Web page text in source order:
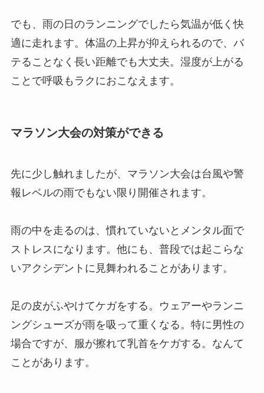
でも、雨の日のランニングでしたら気温が低く快
適に走れます。体温の上昇が抑えられるので、バ
テることなく長い距離でも大丈夫。湿度が上がる
ことで呼吸もラクにおこなえます。
マラソン大会の対策ができる
先に少し触れましたが、マラソン大会は台風や警
報レベルの雨でもない限り開催されます。
雨の中を走るのは、慣れていないとメンタル面で
ストレスになります。他にも、普段では起こらな
いアクシデントに見舞われることがあります。
足の皮がふやけてケガをする。ウェアーやランニ
ングシューズが雨を吸って重くなる。特に男性の
場合ですが、服が擦れて乳首をケガする。なんて
ことがあります。